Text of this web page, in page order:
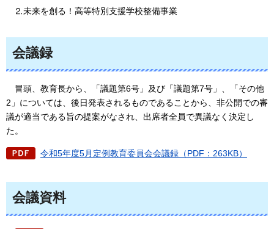
⒉未来を創る！高等特別支援学校整備事業
会議録
冒頭、 教育長から、「議題第6号」及び「議題第7号」、「その他
2」については、後日発表されるものであることから、非公開での審
議が適当である旨の提案がなされ、出席者全員で異議なく決定し
た。
令和5年度5月定例教育委員会会議録（PDF：263KB）
会議資料